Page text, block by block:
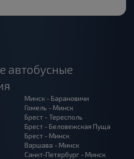
автобусные
Минск - Барановичи
Гомель - Минск
Брест - Тересполь
Брест - Беловежская Пуща
Брест - Минск
Варшава - Минск
Санкт-Петербург - Минск